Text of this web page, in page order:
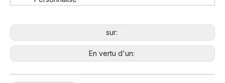
sur:
En vertu d'un: